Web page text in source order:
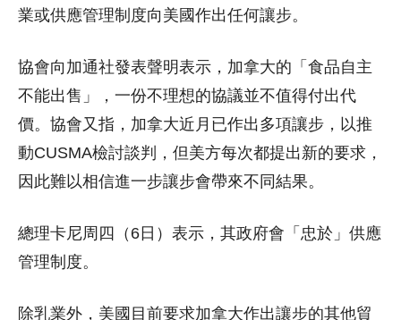
業或供應管理制度向美國作出任何讓步。
協會向加通社發表聲明表示，加拿大的「食品自主
不能出售」，一份不理想的協議並不值得付出代
價。協會又指，加拿大近月已作出多項讓步，以推
動CUSMA檢討談判，但美方每次都提出新的要求，
因此難以相信進一步讓步會帶來不同結果。
總理卡尼周四（6日）表示，其政府會「忠於」供應
管理制度。
除乳業外，美國目前要求加拿大作出讓步的其他貿